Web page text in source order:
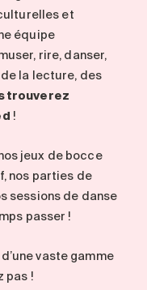
et
équipe
rire, danser,
la lecture, des
trouverez
!
jeux de bocce
nos parties de
sessions de danse
passer !
vaste gamme
pas !